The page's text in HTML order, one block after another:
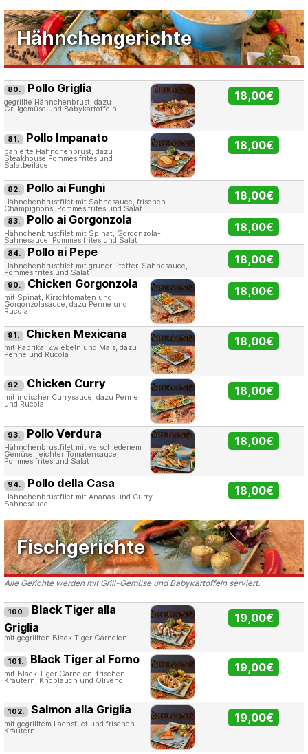
Hähnchengerichte
80. Pollo Griglia
gegrillte Hähnchenbrust, dazu
Grillgemüse und Babykartoffeln
18,00€
81. Pollo Impanato
panierte Hähnchenbrust, dazu
Steakhouse Pommes frites und
Salatbeilage
18,00€
82. Pollo ai Funghi
Hähnchenbrustfilet mit Sahnesauce, frischen
Champignons, Pommes frites und Salat
18,00€
83. Pollo ai Gorgonzola
Hähnchenbrustfilet mit Spinat, Gorgonzola-
Sahnesauce, Pommes frites und Salat
18,00€
84. Pollo ai Pepe
Hähnchenbrustfilet mit grüner Pfeffer-Sahnesauce,
Pommes frites und Salat
18,00€
90. Chicken Gorgonzola
mit Spinat, Kirschtomaten und
Gorgonzolasauce, dazu Penne und
Rucola
18,00€
91. Chicken Mexicana
mit Paprika, Zwiebeln und Mais, dazu
Penne und Rucola
18,00€
92. Chicken Curry
mit indischer Currysauce, dazu Penne
und Rucola
18,00€
93. Pollo Verdura
Hähnchenbrustfilet mit verschiedenem
Gemüse, leichter Tomatensauce,
Pommes frites und Salat
18,00€
94. Pollo della Casa
Hähnchenbrustfilet mit Ananas und Curry-
Sahnesauce
18,00€
Fischgerichte
Alle Gerichte werden mit Grill-Gemüse und Babykartoffeln serviert.
100. Black Tiger alla
Griglia
mit gegrillten Black Tiger Garnelen
19,00€
101. Black Tiger al Forno
mit Black Tiger Garnelen, frischen
Kräutern, Knoblauch und Olivenöl
19,00€
102. Salmon alla Griglia
mit gegrilltem Lachsfilet und frischen
Kräutern
19,00€